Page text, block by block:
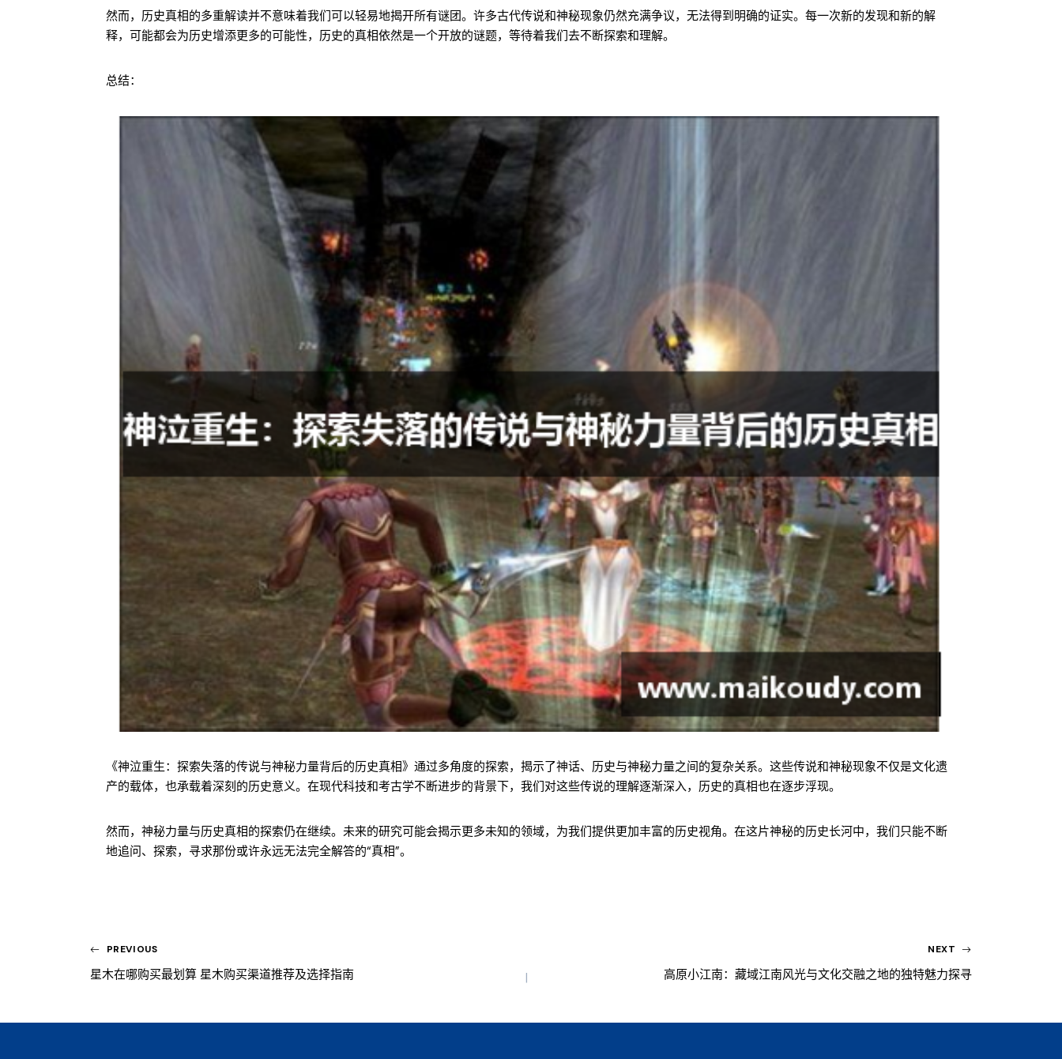
然而，历史真相的多重解读并不意味着我们可以轻易地揭开所有谜团。许多古代传说和神秘现象仍然充满争议，无法得到明确的证实。每一次新的发现和新的解
释，可能都会为历史增添更多的可能性，历史的真相依然是一个开放的谜题，等待着我们去不断探索和理解。
总结：
《神泣重生：探索失落的传说与神秘力量背后的历史真相》通过多角度的探索，揭示了神话、历史与神秘力量之间的复杂关系。这些传说和神秘现象不仅是文化遗
产的载体，也承载着深刻的历史意义。在现代科技和考古学不断进步的背景下，我们对这些传说的理解逐渐深入，历史的真相也在逐步浮现。
然而，神秘力量与历史真相的探索仍在继续。未来的研究可能会揭示更多未知的领域，为我们提供更加丰富的历史视角。在这片神秘的历史长河中，我们只能不断
地追问、探索，寻求那份或许永远无法完全解答的“真相”。
PREVIOUS
星木在哪购买最划算 星木购买渠道推荐及选择指南
NEXT
高原小江南：藏域江南风光与文化交融之地的独特魅力探寻